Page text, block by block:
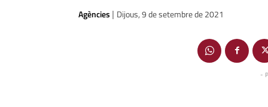
Agències | Dijous, 9 de setembre de 2021
-